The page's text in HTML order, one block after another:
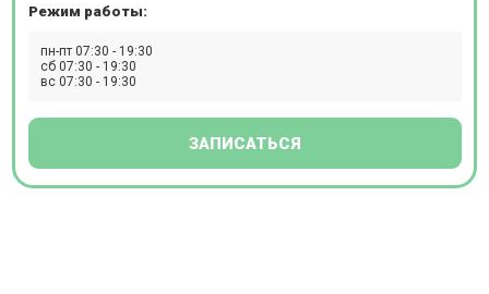
инструментальной диагностики: ЭКГ, ЭЭГ, ЭхоЭГ, ЭхоКГ,
предварительной записи.
Режим работы:
пн-пт 07:30 - 19:30
сб 07:30 - 19:30
вс 07:30 - 19:30
ЗАПИСАТЬСЯ